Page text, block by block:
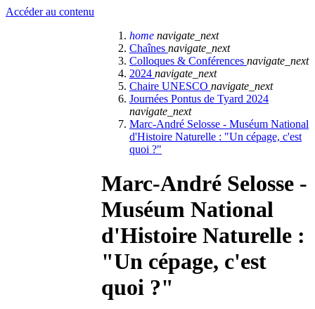
Accéder au contenu
home navigate_next
Chaînes navigate_next
Colloques & Conférences navigate_next
2024 navigate_next
Chaire UNESCO navigate_next
Journées Pontus de Tyard 2024
navigate_next
Marc-André Selosse - Muséum National
d'Histoire Naturelle : "Un cépage, c'est
quoi ?"
Marc-André Selosse -
Muséum National
d'Histoire Naturelle :
"Un cépage, c'est
quoi ?"